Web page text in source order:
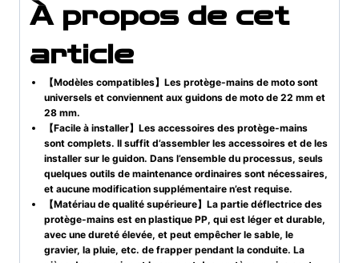
À propos de cet
article
【Modèles compatibles】Les protège-mains de moto sont
universels et conviennent aux guidons de moto de 22 mm et
28 mm.
【Facile à installer】Les accessoires des protège-mains
sont complets. Il suffit d’assembler les accessoires et de les
installer sur le guidon. Dans l’ensemble du processus, seuls
quelques outils de maintenance ordinaires sont nécessaires,
et aucune modification supplémentaire n’est requise.
【Matériau de qualité supérieure】La partie déflectrice des
protège-mains est en plastique PP, qui est léger et durable,
avec une dureté élevée, et peut empêcher le sable, le
gravier, la pluie, etc. de frapper pendant la conduite. La